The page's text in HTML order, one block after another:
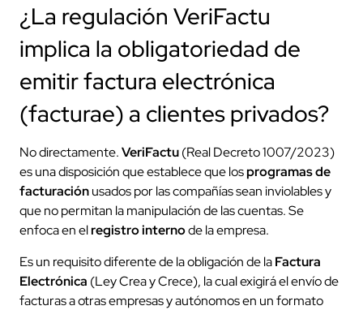
¿La regulación VeriFactu
implica la obligatoriedad de
emitir factura electrónica
(facturae) a clientes privados?
No directamente.VeriFactu(Real Decreto 1007/2023)
es una disposición que establece que losprogramas de
facturaciónusados por las compañías sean inviolables y
que no permitan la manipulación de las cuentas. Se
enfoca en elregistro internode la empresa.
Es un requisito diferente de la obligación de laFactura
Electrónica (Ley Crea y Crece), la cual exigirá el envío de
facturas a otras empresas y autónomos en un formato